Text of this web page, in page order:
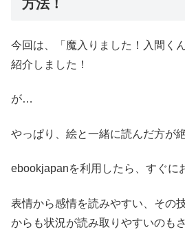
方法！
今回は、「魔入りました！入間く
紹介しました！
が…
やっぱり、絵と一緒に読んだ方が
ebookjapanを利用したら、すぐに
表情から感情を読みやすい、その
からも状況が読み取りやすいのも